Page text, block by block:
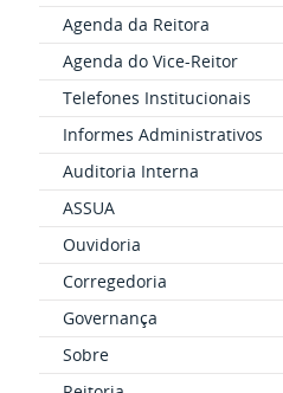
Agenda da Reitora
Agenda do Vice-Reitor
Telefones Institucionais
Informes Administrativos
Auditoria Interna
ASSUA
Ouvidoria
Corregedoria
Governança
Sobre